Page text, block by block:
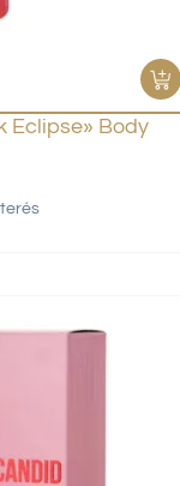
Eclipse» Body